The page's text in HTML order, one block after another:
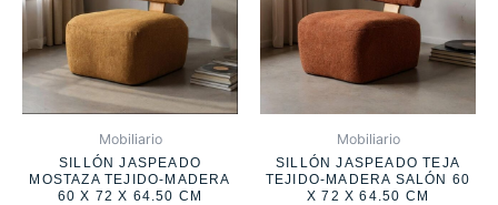
Mobiliario
SILLÓN JASPEADO
MOSTAZA TEJIDO-MADERA
60 X 72 X 64.50 CM
Mobiliario
SILLÓN JASPEADO TEJA
TEJIDO-MADERA SALÓN 60
X 72 X 64.50 CM